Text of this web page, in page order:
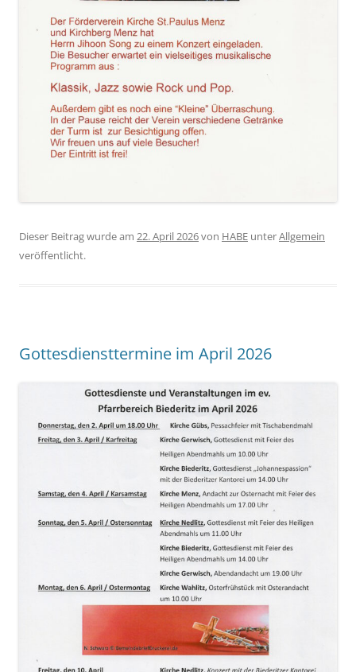
Dieser Beitrag wurde am 22. April 2026von HABE unterAllgemein
veröffentlicht.
Gottesdiensttermine im April 2026